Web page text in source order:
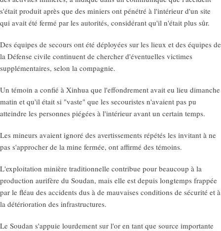
s'était produit après que des miniers ont pénétré à l'intérieur d'un site
qui avait été fermé par les autorités, considérant qu'il n'était plus sûr.
Des équipes de secours ont été déployées sur les lieux et des équipes de
la Défense civile continuent de chercher d'éventuelles victimes
supplémentaires, selon la compagnie.
Un témoin a confié à Xinhua que l'effondrement avait eu lieu dimanche
matin et qu'il était si "vaste" que les secouristes n'avaient pas pu
atteindre les personnes piégées à l'intérieur avant un certain temps.
Les mineurs avaient ignoré des avertissements répétés les invitant à ne
pas s'approcher de la mine fermée, ont affirmé des témoins.
L'exploitation minière traditionnelle contribue pour beaucoup à la
production aurifère du Soudan, mais elle est depuis longtemps frappée
par le fléau des accidents dus à de mauvaises conditions de sécurité et à
la détérioration des infrastructures.
Le Soudan s'appuie lourdement sur l'or en tant que source importante